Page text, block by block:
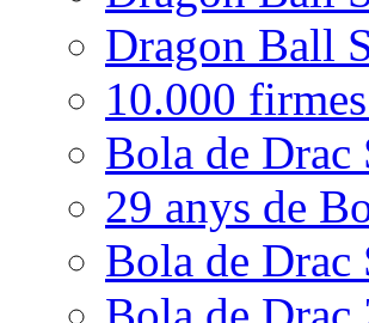
Dragon Ball
10.000
Bola de Drac
29 anys de
Bola de